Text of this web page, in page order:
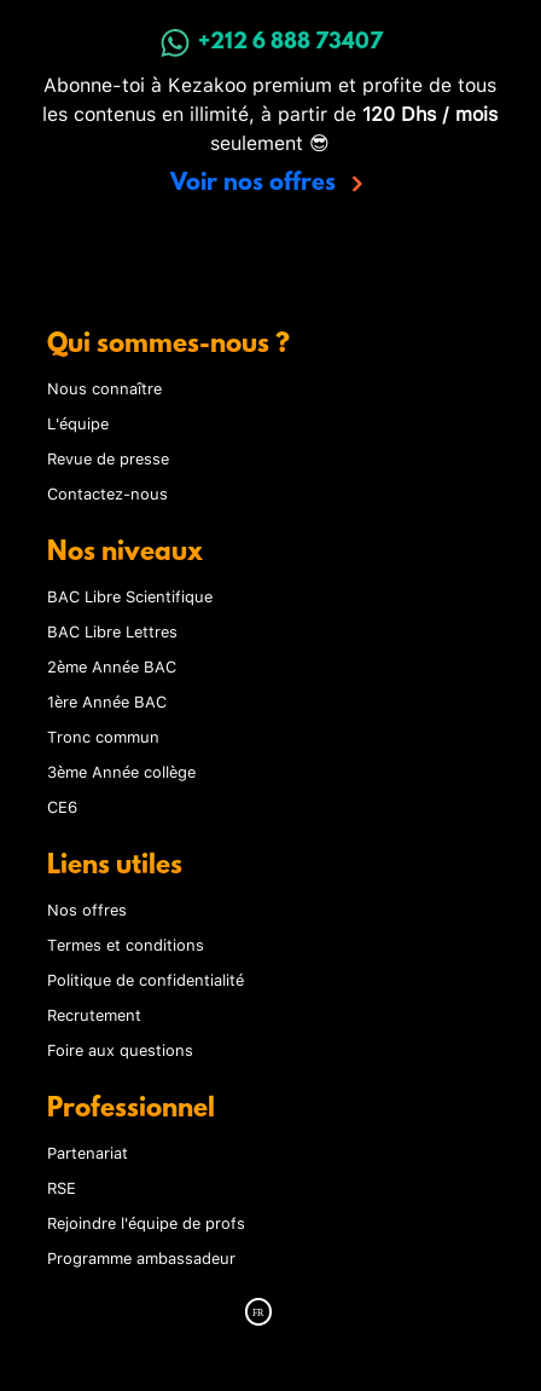
+212 6 888 73407
Abonne-toi à Kezakoo premium et profite de tous
les contenus en illimité, à partir de 120 Dhs / mois
seulement 😎
Voir nos offres
Qui sommes-nous ?
Nous connaître
L'équipe
Revue de presse
Contactez-nous
Nos niveaux
BAC Libre Scientifique
BAC Libre Lettres
2ème Année BAC
1ère Année BAC
Tronc commun
3ème Année collège
CE6
Liens utiles
Nos offres
Termes et conditions
Politique de confidentialité
Recrutement
Foire aux questions
Professionnel
Partenariat
RSE
Rejoindre l'équipe de profs
Programme ambassadeur